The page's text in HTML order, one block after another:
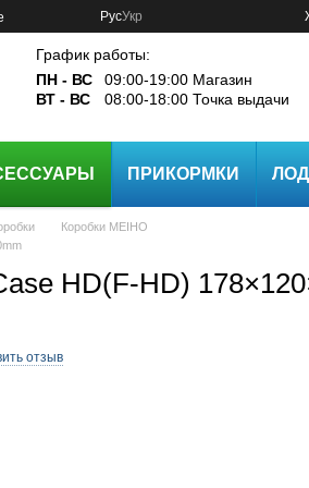
РусУкр
График работы:
ПН - ВС
09:00-19:00 Магазин
ВТ - ВС
08:00-18:00 Точка выдачи
ПРИКОРМКИ
Коробки MEIHO
HD(F-HD)
отзыв